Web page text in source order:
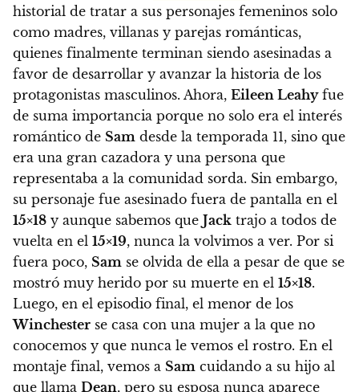
historial de tratar a sus personajes femeninos solo
como madres, villanas y parejas románticas,
quienes finalmente terminan siendo asesinadas a
favor de desarrollar y avanzar la historia de los
protagonistas masculinos. Ahora, Eileen Leahyfue
de suma importancia porque no solo era el interés
romántico de Sam desde la temporada 11, sino que
era una gran cazadora y una persona que
representaba a la comunidad sorda. Sin embargo,
su personaje fue asesinado fuera de pantalla en el
15×18 y aunque sabemos que Jack trajo a todos de
vuelta en el 15×19, nunca la volvimos a ver. Por si
fuera poco, Sam se olvida de ella a pesar de que se
mostró muy herido por su muerte en el 15×18.
Luego, en el episodio final, el menor de los
Winchester se casa con una mujer a la que no
conocemos y que nunca le vemos el rostro. En el
montaje final, vemos a Sam cuidando a su hijo al
que llama Dean, pero su esposa nunca aparece